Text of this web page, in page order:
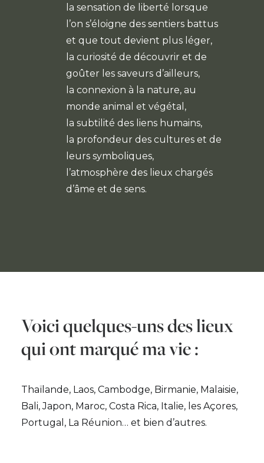
la sensation de liberté lorsque
l’on s’éloigne des sentiers battus
et que tout devient plus léger,
la curiosité de découvrir et de
goûter les saveurs d’ailleurs,
la connexion à la nature, au
monde animal et végétal,
la subtilité des liens humains,
la profondeur des cultures et de
leurs symboliques,
l’atmosphère des lieux chargés
d’âme et de sens.
Voici quelques-uns des lieux
qui ont marqué ma vie :
Thaïlande, Laos, Cambodge, Birmanie, Malaisie,
Bali, Japon, Maroc, Costa Rica, Italie, les Açores,
Portugal, La Réunion… et bien d’autres.